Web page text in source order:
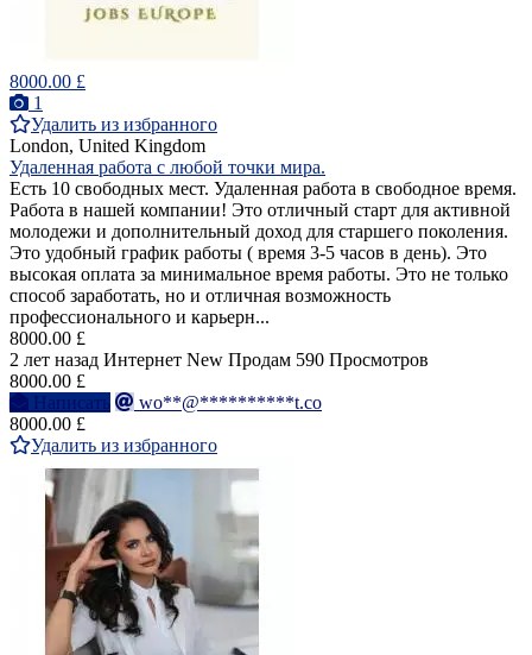
8000.00 £
1
Удалить из избранного
London, United Kingdom
Удаленная работа с любой точки мира.
Есть 10 свободных мест. Удаленная работа в свободное время.
Работа в нашей компании! Это отличный старт для активной
молодежи и дополнительный доход для старшего поколения.
Это удобный график работы ( время 3-5 часов в день). Это
высокая оплата за минимальное время работы. Это не только
способ заработать, но и отличная возможность
профессионального и карьерн...
8000.00 £
2 лет назад Интернет New Продам 590 Просмотров
8000.00 £
Написать
wo**@**********t.co
8000.00 £
Удалить из избранного